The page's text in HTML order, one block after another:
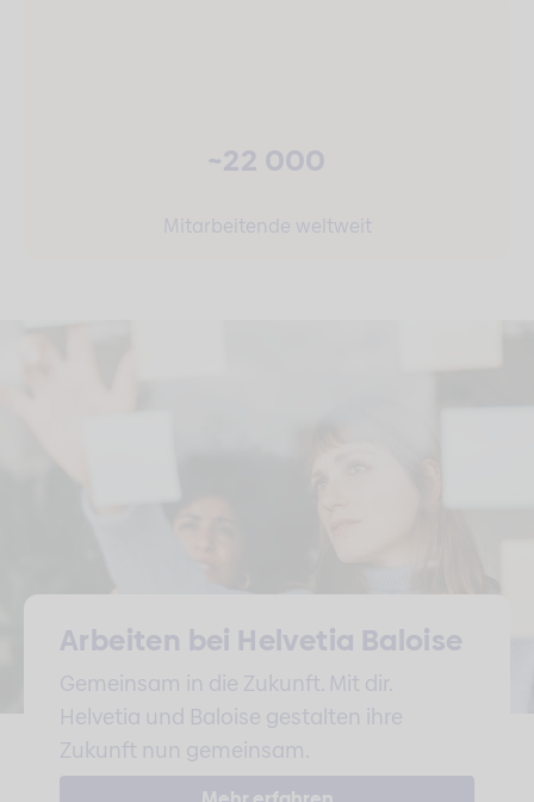
~22 000
Mitarbeitende weltweit
Arbeiten bei Helvetia Baloise
Gemeinsam in die Zukunft. Mit dir.
Helvetia und Baloise gestalten ihre
Zukunft nun gemeinsam.